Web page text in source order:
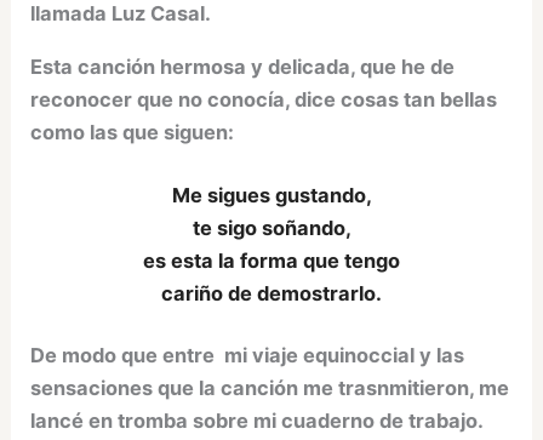
llamada Luz Casal.
Esta canción hermosa y delicada, que he de
reconocer que no conocía, dice cosas tan bellas
como las que siguen:
Me sigues gustando,
te sigo soñando,
es esta la forma que tengo
cariño de demostrarlo.
De modo que entre mi viaje equinoccial y las
sensaciones que la canción me trasnmitieron, me
lancé en tromba sobre mi cuaderno de trabajo.